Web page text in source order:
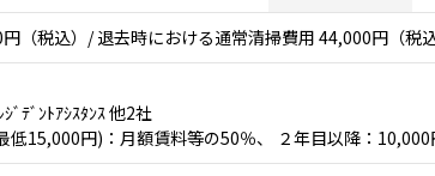
（税込）/ 退去時における通常清掃費用 44,000円（税込
ﾞﾃﾞﾝﾄｱｼｽﾀﾝｽ 他2社
低15,000円)：月額賃料等の50％、 ２年目以降：